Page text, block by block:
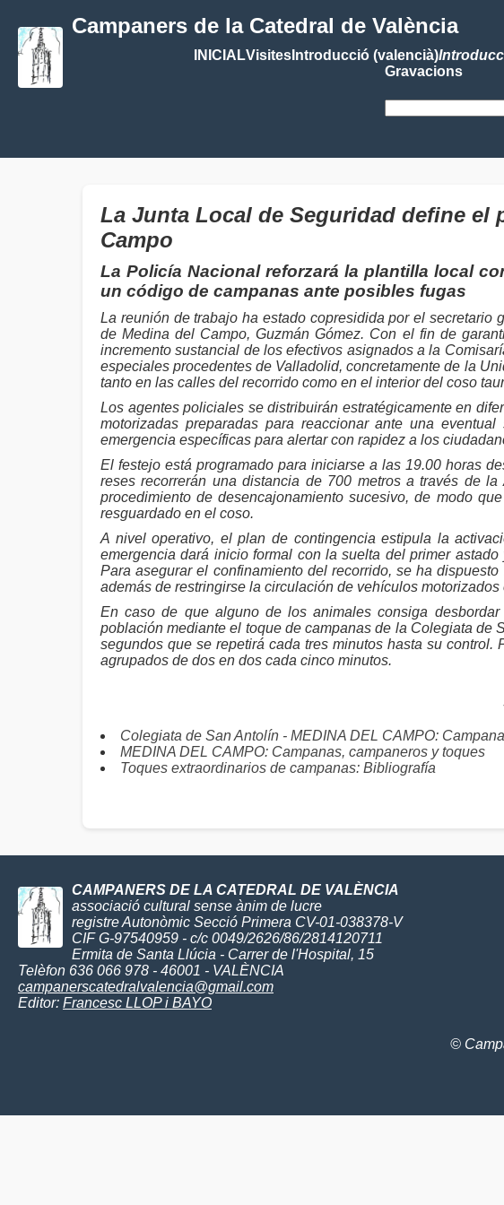
Campaners de la Catedral de València
INICIALVisitesIntroducció (valencià)
Gravacions
La Junta Local de Seguridad define el
Campo
La Policía Nacional reforzará la plantilla local
un código de campanas ante posibles fugas
La reunión de trabajo ha estado copresidida por el
de Medina del Campo, Guzmán Gómez. Con el fin de
incremento sustancial de los efectivos asignados a la
especiales procedentes de Valladolid, concretamente de la
tanto en las calles del recorrido como en el interior del coso
Los agentes policiales se distribuirán estratégicamente en
motorizadas preparadas para reaccionar ante una
emergencia específicas para alertar con rapidez a los
El festejo está programado para iniciarse a las 19.00 horas
reses recorrerán una distancia de 700 metros a través de
procedimiento de desencajonamiento sucesivo, de modo
resguardado en el coso.
A nivel operativo, el plan de contingencia estipula la
emergencia dará inicio formal con la suelta del primer
Para asegurar el confinamiento del recorrido, se ha
además de restringirse la circulación de vehículos
En caso de que alguno de los animales consiga
población mediante el toque de campanas de la Colegiata de
segundos que se repetirá cada tres minutos hasta su
agrupados de dos en dos cada cinco minutos.
Colegiata de San Antolín - MEDINA DEL CAMPO:
MEDINA DEL CAMPO: Campanas, campaneros y toques
Toques extraordinarios de campanas: Bibliografía
CAMPANERS DE LA CATEDRAL DE VALÈNCIA
associació cultural sense ànim de lucre
registre Autonòmic Secció Primera CV-01-038378-V
CIF G-97540959 - c/c 0049/2626/86/2814120711
Ermita de Santa Llúcia - Carrer de l'Hospital, 15
Telèfon 636 066 978 - 46001 - VALÈNCIA
campanerscatedralvalencia@gmail.com
Editor: Francesc LLOP i BAYO
©